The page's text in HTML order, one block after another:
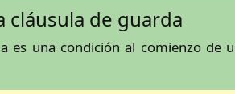
cláusula de guarda
es una condición al comienzo